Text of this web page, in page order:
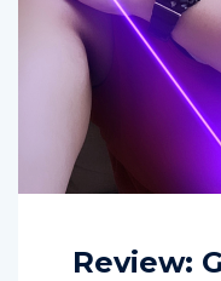
Review: